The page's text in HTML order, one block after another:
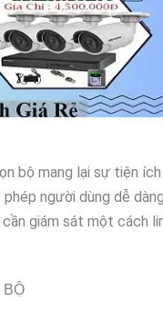
bộ mang lại sự tiện ích
người dùng dễ
giám sát một cách
BỘ